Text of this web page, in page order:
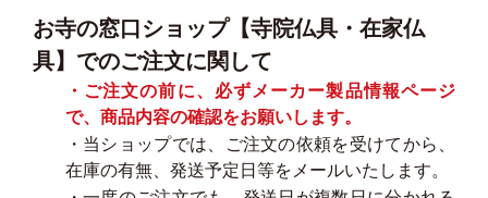
お寺の窓口ショップ【寺院仏具・在家仏
具】でのご注文に関して
・ご注文の前に、必ずメーカー製品情報ページ
で、商品内容の確認をお願いします。
・当ショップでは、ご注文の依頼を受けてから、
在庫の有無、発送予定日等をメールいたします。